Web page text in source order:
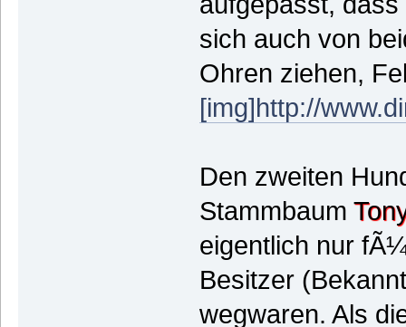
sich auch von
Ohren ziehen,
[img]http://
Den zweiten
Stammbaum
eigentlich nur
Besitzer
wegwaren. Als